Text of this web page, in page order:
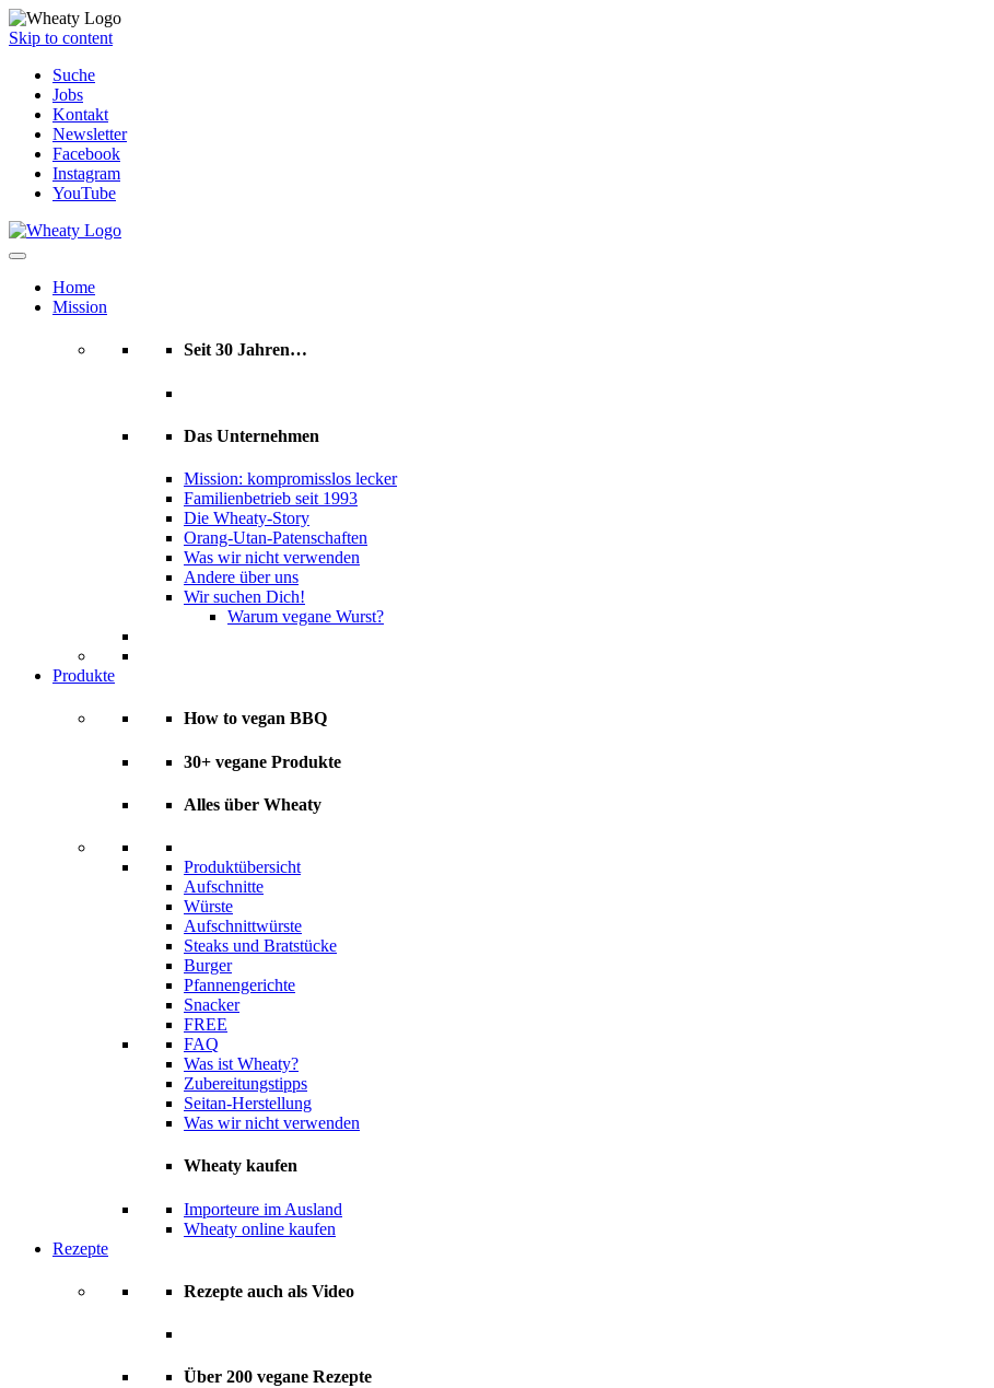
Skip to content
Suche
Jobs
Kontakt
Newsletter
Facebook
Instagram
YouTube
Home
Mission
Seit 30 Jahren…
Das Unternehmen
Mission: kompromisslos lecker
Familienbetrieb seit 1993
Die Wheaty-Story
Orang-Utan-Patenschaften
Was wir nicht verwenden
Andere über uns
Wir suchen Dich!
Warum vegane Wurst?
Produkte
How to vegan BBQ
30+ vegane Produkte
Alles über Wheaty
Produktübersicht
Aufschnitte
Würste
Aufschnittwürste
Steaks und Bratstücke
Burger
Pfannengerichte
Snacker
FREE
FAQ
Was ist Wheaty?
Zubereitungstipps
Seitan-Herstellung
Was wir nicht verwenden
Wheaty kaufen
Importeure im Ausland
Wheaty online kaufen
Rezepte
Rezepte auch als Video
Über 200 vegane Rezepte